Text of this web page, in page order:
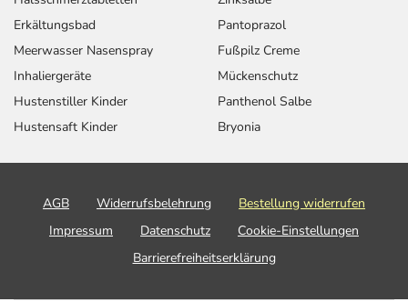
Erkältungsbad
Meerwasser Nasenspray
Inhaliergeräte
Hustenstiller Kinder
Hustensaft Kinder
Pantoprazol
Fußpilz Creme
Mückenschutz
Panthenol Salbe
Bryonia
AGB Widerrufsbelehrung
Bestellung widerrufen
Impressum
Datenschutz
Cookie-Einstellungen
Barrierefreiheitserklärung